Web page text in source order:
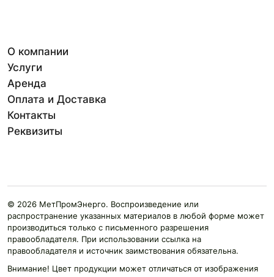
О компании
Услуги
Аренда
Оплата и Доставка
Контакты
Реквизиты
© 2026 МетПромЭнерго. Воспроизведение или
распространение указанных материалов в любой форме может
производиться только с письменного разрешения
правообладателя. При использовании ссылка на
правообладателя и источник заимствования обязательна.
Внимание! Цвет продукции может отличаться от изображения